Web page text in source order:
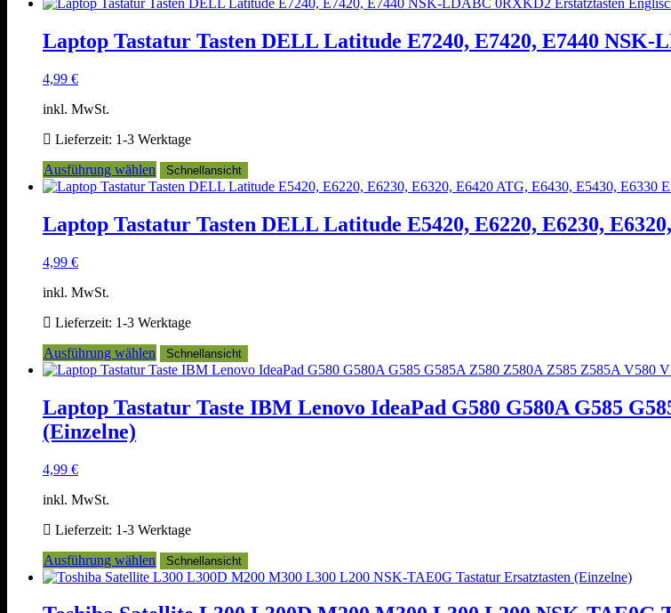
mehrere
Varianten
der
Produktseite
gewählt
werden
Laptop Tastatur Tasten DELL Latitude E7240, E7420, E7440
4,99 €
inkl. MwSt.
Lieferzeit: 1-3 Werktage
Ausführung wählen
Dieses
Produkt
mehrere
Varianten
der
Produktseite
gewählt
werden
Schnellansicht
Laptop Tastatur Tasten DELL Latitude E5420, E6220, E6230,
4,99 €
inkl. MwSt.
Lieferzeit: 1-3 Werktage
Ausführung wählen
Dieses
Produkt
mehrere
Varianten
Produktseite
werden
Schnellansicht
Laptop Tastatur Taste IBM Lenovo IdeaPad G580 G580A G585
(Einzelne)
4,99 €
inkl. MwSt.
Lieferzeit: 1-3 Werktage
Ausführung wählen
Dieses
Produkt
mehrere
Schnellansicht